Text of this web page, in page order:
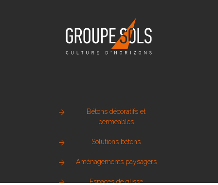
Bétons décoratifs et
perméables
Solutions bétons
Aménagements paysagers
Espaces de glisse